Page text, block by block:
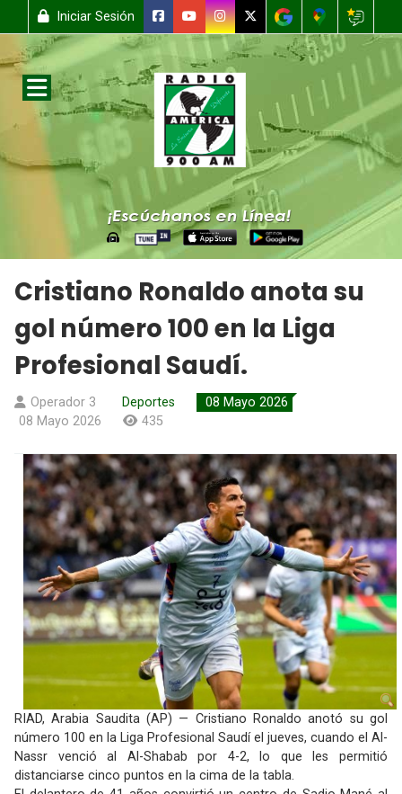
Iniciar Sesión
Cristiano Ronaldo anota su
gol número 100 en la Liga
Profesional Saudí.
Operador 3 Deportes
08 Mayo 2026
08 Mayo 2026
435
RIAD, Arabia Saudita (AP) — Cristiano Ronaldo anotó su gol
número 100 en la Liga Profesional Saudí el jueves, cuando el Al-
Nassr venció al Al-Shabab por 4-2, lo que les permitió
distanciarse cinco puntos en la cima de la tabla.